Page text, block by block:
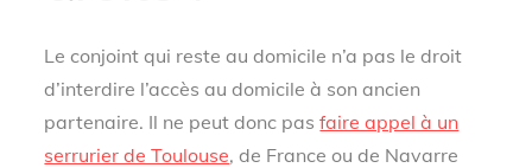
Le conjoint qui reste au domicile n’a pas le droit
d’interdire l’accès au domicile à son ancien
partenaire. Il ne peut donc pasfaire appel à un
serrurier de Toulouse, de France ou de Navarre